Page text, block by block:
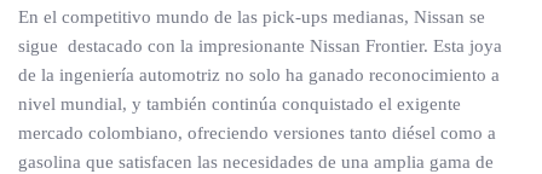
En el competitivo mundo de las pick-ups medianas, Nissan se
sigue destacado con la impresionante Nissan Frontier. Esta joya
de la ingeniería automotriz no solo ha ganado reconocimiento a
nivel mundial, y también continúa conquistado el exigente
mercado colombiano, ofreciendo versiones tanto diésel como a
gasolina que satisfacen las necesidades de una amplia gama de